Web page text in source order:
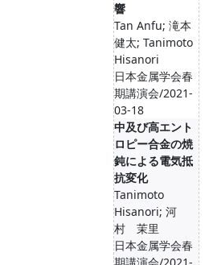
響
Tan Anfu; 滝本
健太; Tanimoto
Hisanori
日本金属学会春
期講演会/2021-
03-18
中及び高エント
ロピー合金の焼
鈍による電気抵
抗変化
Tanimoto
Hisanori; 河
村 茉里
日本金属学会春